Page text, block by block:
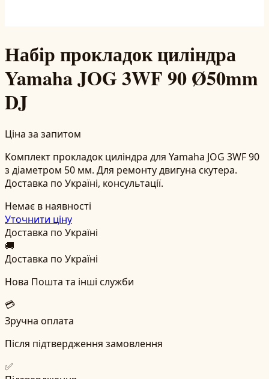
Набір прокладок циліндра
Yamaha JOG 3WF 90 Ø50mm
DJ
Ціна за запитом
Комплект прокладок циліндра для Yamaha JOG 3WF 90
з діаметром 50 мм. Для ремонту двигуна скутера.
Доставка по Україні, консультації.
Немає в наявності
Уточнити ціну
Доставка по Україні
🚚
Доставка по Україні
Нова Пошта та інші служби
💳
Зручна оплата
Після підтвердження замовлення
✅